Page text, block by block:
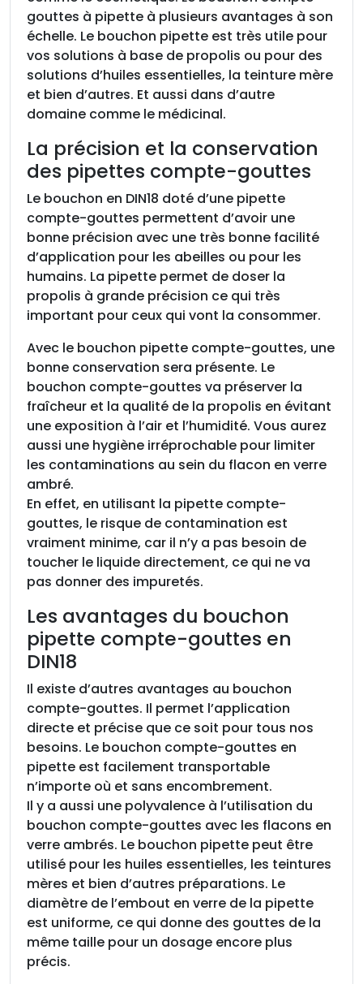
gouttes à pipette à plusieurs avantages à son
échelle. Le bouchon pipette est très utile pour
vos solutions à base de propolis ou pour des
solutions d’huiles essentielles, la teinture mère
et bien d’autres. Et aussi dans d’autre
domaine comme le médicinal.
La précision et la conservation
des pipettes compte-gouttes
Le bouchon en DIN18 doté d’une pipette
compte-gouttes permettent d’avoir une
bonne précision avec une très bonne facilité
d’application pour les abeilles ou pour les
humains. La pipette permet de doser la
propolis à grande précision ce qui très
important pour ceux qui vont la consommer.
Avec le bouchon pipette compte-gouttes, une
bonne conservation sera présente. Le
bouchon compte-gouttes va préserver la
fraîcheur et la qualité de la propolis en évitant
une exposition à l’air et l’humidité. Vous aurez
aussi une hygiène irréprochable pour limiter
les contaminations au sein du flacon en verre
ambré.
En effet, en utilisant la pipette compte-
gouttes, le risque de contamination est
vraiment minime, car il n’y a pas besoin de
toucher le liquide directement, ce qui ne va
pas donner des impuretés.
Les avantages du bouchon
pipette compte-gouttes en
DIN18
Il existe d’autres avantages au bouchon
compte-gouttes. Il permet l’application
directe et précise que ce soit pour tous nos
besoins. Le bouchon compte-gouttes en
pipette est facilement transportable
n’importe où et sans encombrement.
Il y a aussi une polyvalence à l’utilisation du
bouchon compte-gouttes avec les flacons en
verre ambrés. Le bouchon pipette peut être
utilisé pour les huiles essentielles, les teintures
mères et bien d’autres préparations. Le
diamètre de l’embout en verre de la pipette
est uniforme, ce qui donne des gouttes de la
même taille pour un dosage encore plus
précis.